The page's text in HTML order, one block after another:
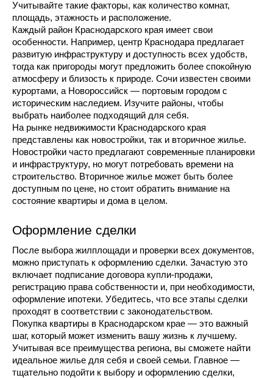
Учитывайте такие факторы, как количество комнат,
площадь, этажность и расположение.
Каждый район Краснодарского края имеет свои
особенности. Например, центр Краснодара предлагает
развитую инфраструктуру и доступность всех удобств,
тогда как пригороды могут предложить более спокойную
атмосферу и близость к природе. Сочи известен своими
курортами, а Новороссийск — портовым городом с
историческим наследием. Изучите районы, чтобы
выбрать наиболее подходящий для себя.
На рынке недвижимости Краснодарского края
представлены как новостройки, так и вторичное жилье.
Новостройки часто предлагают современные планировки
и инфраструктуру, но могут потребовать времени на
строительство. Вторичное жилье может быть более
доступным по цене, но стоит обратить внимание на
состояние квартиры и дома в целом.
Оформление сделки
После выбора жилплощади и проверки всех документов,
можно приступать к оформлению сделки. Зачастую это
включает подписание договора купли-продажи,
регистрацию права собственности и, при необходимости,
оформление ипотеки. Убедитесь, что все этапы сделки
проходят в соответствии с законодательством.
Покупка квартиры в Краснодарском крае — это важный
шаг, который может изменить вашу жизнь к лучшему.
Учитывая все преимущества региона, вы сможете найти
идеальное жилье для себя и своей семьи. Главное —
тщательно подойти к выбору и оформлению сделки,